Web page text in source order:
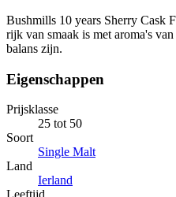
Bushmills 10 years Sherry Cask
rijk van smaak is met aroma's
balans zijn.
Eigenschappen
Prijsklasse
25 tot 50
Soort
Single Malt
Land
Ierland